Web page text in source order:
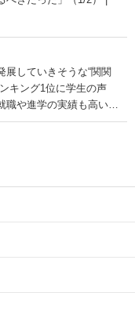
していきそうな“関関
キング1位に学生の声
職や進学の実績も高い」